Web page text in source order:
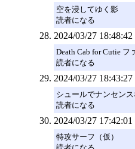
空を浸してゆく影
読者になる
2024/03/27 18:48:42
Death Cab for Cutie フ
読者になる
2024/03/27 18:43:27
シュールでナンセン
読者になる
2024/03/27 17:42:01
特攻サーフ（仮）